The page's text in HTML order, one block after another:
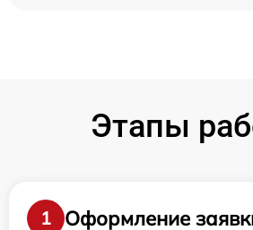
Этапы
1 Оформление